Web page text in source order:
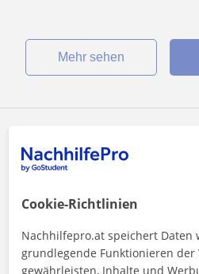
Mehr sehen
25
Innsbruck, Aldrans, Ampass, L...
Deutsch
Cookie-Richtlinien
Nachhilfepro.at speichert Daten
grundlegende Funktionieren der
gewährleisten, Inhalte und